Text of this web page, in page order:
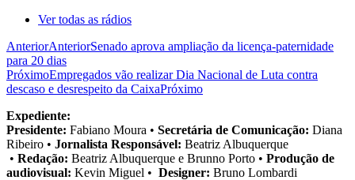
Ver todas as rádios
AnteriorAnteriorSenado aprova ampliação da licença-paternidade
para 20 dias
PróximoEmpregados vão realizar Dia Nacional de Luta contra
descaso e desrespeito da CaixaPróximo
Expediente:
Presidente: Fabiano Moura • Secretária de Comunicação: Diana
Ribeiro • Jornalista Responsável: Beatriz Albuquerque
• Redação: Beatriz Albuquerque e Brunno Porto • Produção de
audiovisual: Kevin Miguel • Designer: Bruno Lombardi